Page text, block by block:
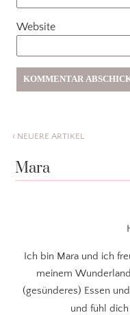
Website
‹ NEUERE ARTIKEL
Mara
Ich bin Mara und ich
meinem
(gesünderes) Essen
und fühl